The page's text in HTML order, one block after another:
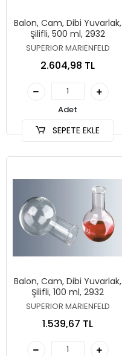
Balon, Cam, Dibi Yuvarlak,
Şilifli, 500 ml, 2932
SUPERIOR MARIENFELD
2.604,98 TL
Adet
SEPETE EKLE
Balon, Cam, Dibi Yuvarlak,
Şilifli, 100 ml, 2932
SUPERIOR MARIENFELD
1.539,67 TL